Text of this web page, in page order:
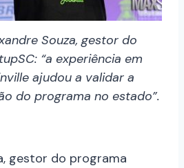
Souza, gestor do
“a experiência em
ajudou a validar a
do programa no estado”.
gestor do programa